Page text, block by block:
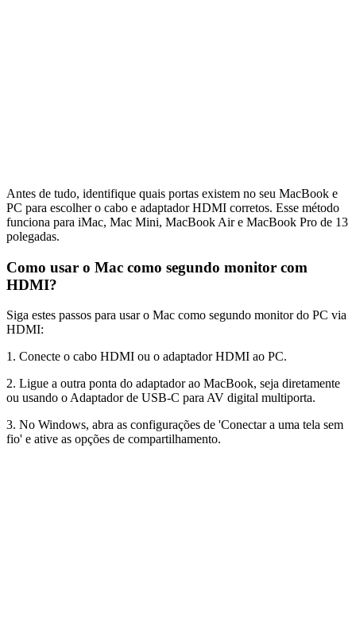
Antes de tudo, identifique quais portas existem no seu MacBook e
PC para escolher o cabo e adaptador HDMI corretos. Esse método
funciona para iMac, Mac Mini, MacBook Air e MacBook Pro de 13
polegadas.
Como usar o Mac como segundo monitor com
HDMI?
Siga estes passos para usar o Mac como segundo monitor do PC via
HDMI:
1. Conecte o cabo HDMI ou o adaptador HDMI ao PC.
2. Ligue a outra ponta do adaptador ao MacBook, seja diretamente
ou usando o Adaptador de USB-C para AV digital multiporta.
3. No Windows, abra as configurações de 'Conectar a uma tela sem
fio' e ative as opções de compartilhamento.